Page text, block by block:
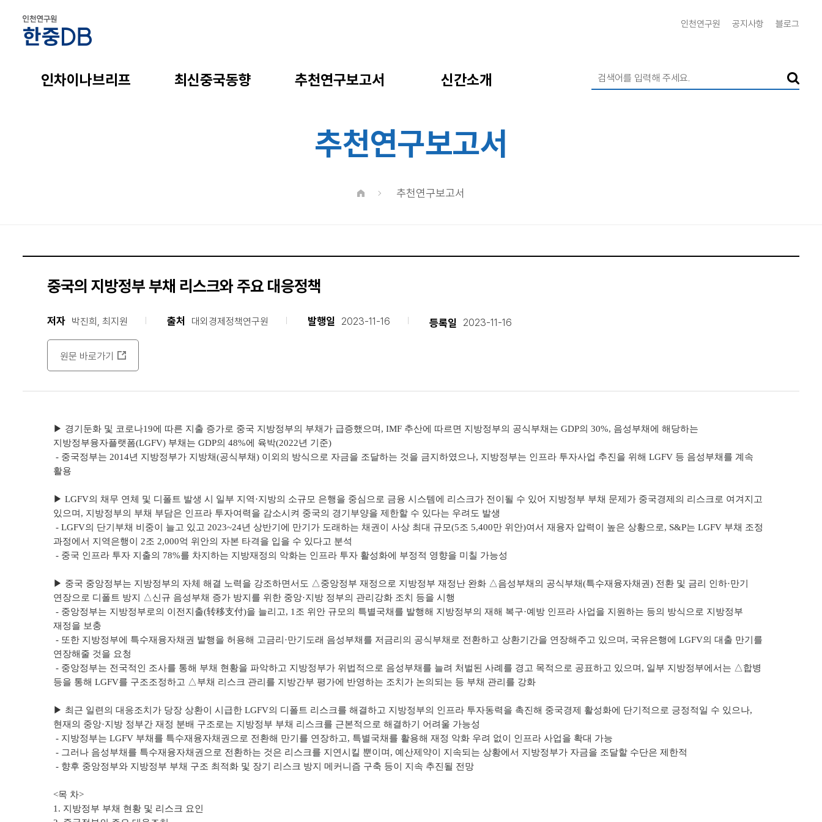
인천연구원 공지사항 블로그
인차이나브리프 최신중국동향 추천연구보고서 신간소개
추천연구보고서
추천연구보고서
중국의 지방정부 부채 리스크와 주요 대응정책
저자 박진희, 최지원 출처 대외경제정책연구원 발행일 2023-11-16 등록일 2023-11-16
원문 바로가기
▶ 경기둔화 및 코로나19에 따른 지출 증가로 중국 지방정부의 부채가 급증했으며, IMF 추산에 따르면 지방정부의 공식부채는 GDP의 30%, 음성부채에 해당하는
지방정부융자플랫폼(LGFV) 부채는 GDP의 48%에 육박(2022년 기준)
- 중국정부는 2014년 지방정부가 지방채(공식부채) 이외의 방식으로 자금을 조달하는 것을 금지하였으나, 지방정부는 인프라 투자사업 추진을 위해 LGFV 등 음성부채를 계속
활용
▶ LGFV의 채무 연체 및 디폴트 발생 시 일부 지역·지방의 소규모 은행을 중심으로 금융 시스템에 리스크가 전이될 수 있어 지방정부 부채 문제가 중국경제의 리스크로 여겨지고
있으며, 지방정부의 부채 부담은 인프라 투자여력을 감소시켜 중국의 경기부양을 제한할 수 있다는 우려도 발생
- LGFV의 단기부채 비중이 늘고 있고 2023~24년 상반기에 만기가 도래하는 채권이 사상 최대 규모(5조 5,400만 위안)여서 재융자 압력이 높은 상황으로, S&P는 LGFV 부채 조정
과정에서 지역은행이 2조 2,000억 위안의 자본 타격을 입을 수 있다고 분석
- 중국 인프라 투자 지출의 78%를 차지하는 지방재정의 악화는 인프라 투자 활성화에 부정적 영향을 미칠 가능성
▶ 중국 중앙정부는 지방정부의 자체 해결 노력을 강조하면서도 △중앙정부 재정으로 지방정부 재정난 완화 △음성부채의 공식부채(특수재융자채권) 전환 및 금리 인하·만기
연장으로 디폴트 방지 △신규 음성부채 증가 방지를 위한 중앙·지방 정부의 관리강화 조치 등을 시행
- 중앙정부는 지방정부로의 이전지출(转移支付)을 늘리고, 1조 위안 규모의 특별국채를 발행해 지방정부의 재해 복구·예방 인프라 사업을 지원하는 등의 방식으로 지방정부
재정을 보충
- 또한 지방정부에 특수재융자채권 발행을 허용해 고금리·만기도래 음성부채를 저금리의 공식부채로 전환하고 상환기간을 연장해주고 있으며, 국유은행에 LGFV의 대출 만기를
연장해줄 것을 요청
- 중앙정부는 전국적인 조사를 통해 부채 현황을 파악하고 지방정부가 위법적으로 음성부채를 늘려 처벌된 사례를 경고 목적으로 공표하고 있으며, 일부 지방정부에서는 △합병
등을 통해 LGFV를 구조조정하고 △부채 리스크 관리를 지방간부 평가에 반영하는 조치가 논의되는 등 부채 관리를 강화
▶ 최근 일련의 대응조치가 당장 상환이 시급한 LGFV의 디폴트 리스크를 해결하고 지방정부의 인프라 투자동력을 촉진해 중국경제 활성화에 단기적으로 긍정적일 수 있으나,
현재의 중앙·지방 정부간 재정 분배 구조로는 지방정부 부채 리스크를 근본적으로 해결하기 어려울 가능성
- 지방정부는 LGFV 부채를 특수재융자채권으로 전환해 만기를 연장하고, 특별국채를 활용해 재정 악화 우려 없이 인프라 사업을 확대 가능
- 그러나 음성부채를 특수재융자채권으로 전환하는 것은 리스크를 지연시킬 뿐이며, 예산제약이 지속되는 상황에서 지방정부가 자금을 조달할 수단은 제한적
- 향후 중앙정부와 지방정부 부채 구조 최적화 및 장기 리스크 방지 메커니즘 구축 등이 지속 추진될 전망
<목 차>
1. 지방정부 부채 현황 및 리스크 요인